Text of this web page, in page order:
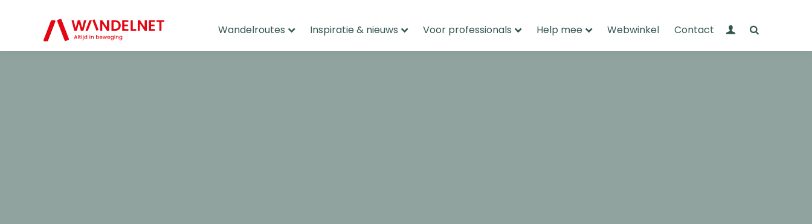
Wandelroutes Inspiratie & nieuws Voor professionals Help mee Webwinkel Contact Mijn Wandelnet